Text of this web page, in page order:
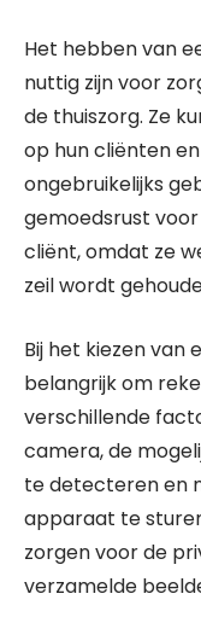
Het hebben van
nuttig zijn voor
de thuiszorg. Ze
op hun cliënten
ongebruikelijks
gemoedsrust
cliënt, omdat ze
zeil wordt
Bij het kiezen van
belangrijk om
verschillende
camera, de
te detecteren en
apparaat te
zorgen voor de
verzamelde